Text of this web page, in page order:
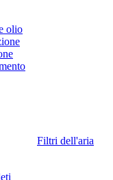
olio
Filtri dell'aria